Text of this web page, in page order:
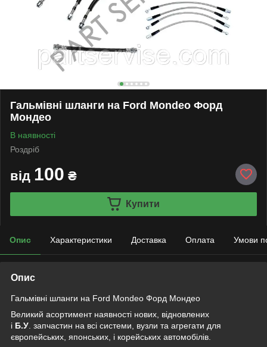
Гальмівні шланги на Ford Mondeo Форд
Мондео
В наявності
Роздріб
від 100 ₴
Купити
Опис Характеристики Доставка Оплата Умови
Опис
Гальмівні шланги на Ford Mondeo Форд Мондео
Великий асортимент наявності нових, відновлених
і Б.У . запчастин на всі системи, вузли та агрегати для
європейських, японських, і корейських автомобілів.